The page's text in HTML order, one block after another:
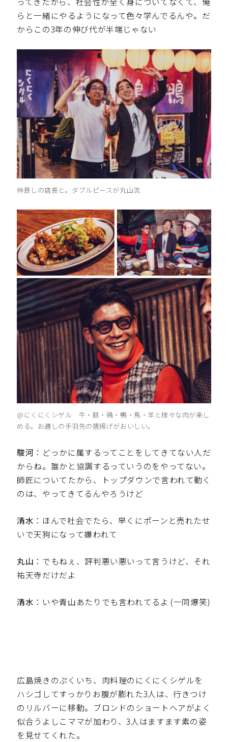
らと一緒にやるようになって色々学んでるんや。だ
からこの3年の伸び代が半端じゃない
仲良しの店長と。ダブルピースが丸山流
@にくにくシゲル 牛・豚・鶏・鴨・馬・羊と様々な肉が楽し
める。お通しの手羽先の唐揚げがおいしい。
駿河 ：どっかに属するってことをしてきてない人だ
からね。誰かと協調するっていうのをやってない。
師匠についてたから、トップダウンで言われて動く
のは、やってきてるんやろうけど
清水 ：ほんで社会でたら、早くにポーンと売れたせ
いで天狗になって嫌われて
丸山 ：でもねぇ、評判悪い悪いって言うけど、それ
祐天寺だけだよ
清水 ：いや青山あたりでも言われてるよ (一同爆笑)
広島焼きのぷくいち、肉料理のにくにくシゲルを
ハシゴしてすっかりお腹が膨れた3人は、行きつけ
のリルバーに移動。ブロンドのショートヘアがよく
似合うよしこママが加わり、3人はますます素の姿
を見せてくれた。